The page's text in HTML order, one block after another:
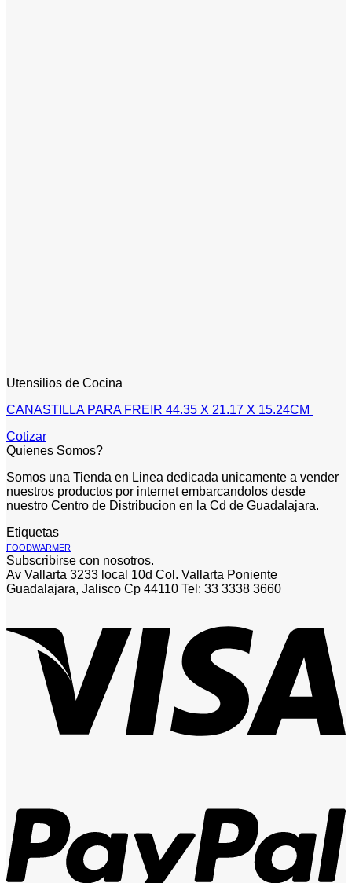
Utensilios de Cocina
CANASTILLA PARA FREIR 44.35 X 21.17 X 15.24CM
Cotizar
Quienes Somos?
Somos una Tienda en Linea dedicada unicamente a vender
nuestros productos por internet embarcandolos desde
nuestro Centro de Distribucion en la Cd de Guadalajara.
Etiquetas
FOODWARMER
Subscribirse con nosotros.
Av Vallarta 3233 local 10d Col. Vallarta Poniente
Guadalajara, Jalisco Cp 44110 Tel: 33 3338 3660